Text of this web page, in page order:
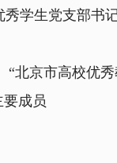
学生党支部书
北京市高校优秀
成员